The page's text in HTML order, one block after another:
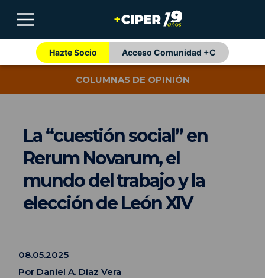
Hazte Socio Acceso Comunidad +C
COLUMNAS DE OPINIÓN
La “cuestión social” en
Rerum Novarum, el
mundo del trabajo y la
elección de León XIV
08.05.2025
Por Daniel A. Díaz Vera